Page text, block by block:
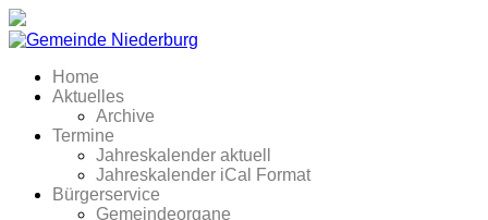
Home
Aktuelles
Archive
Termine
Jahreskalender aktuell
Jahreskalender iCal Format
Bürgerservice
Gemeindeorgane